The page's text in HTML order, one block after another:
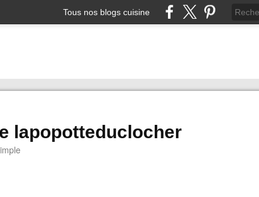
Tous nos blogs cuisine
lapopotteduclocher